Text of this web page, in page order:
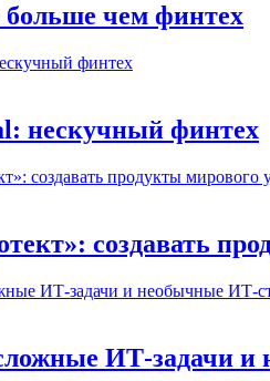
чем финтех
нескучный финтех
создавать
ИТ‑задачи и